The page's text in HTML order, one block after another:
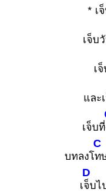
* เ
เจ็บ
เ
และ
เจ็บที่
บทลงโ
C
ท
เ
D
จ็บไ